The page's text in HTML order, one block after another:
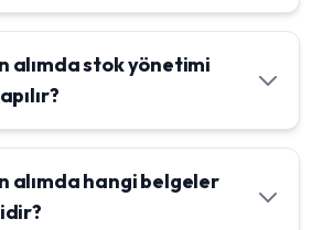
alımda stok yönetimi
alımda hangi belgeler